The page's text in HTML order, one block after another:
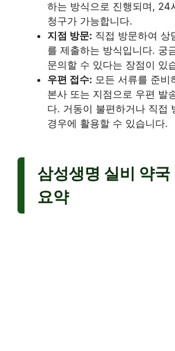
하는 방식으로 진행되며, 24
청구가 가능합니다.
지점 방문: 직접 방문하여 상
를 제출하는 방식입니다. 궁
문의할 수 있다는 장점이 있
우편 접수: 모든 서류를 준비
본사 또는 지점으로 우편 발
다. 거동이 불편하거나 직접
경우에 활용할 수 있습니다.
삼성생명 실비 약
요약